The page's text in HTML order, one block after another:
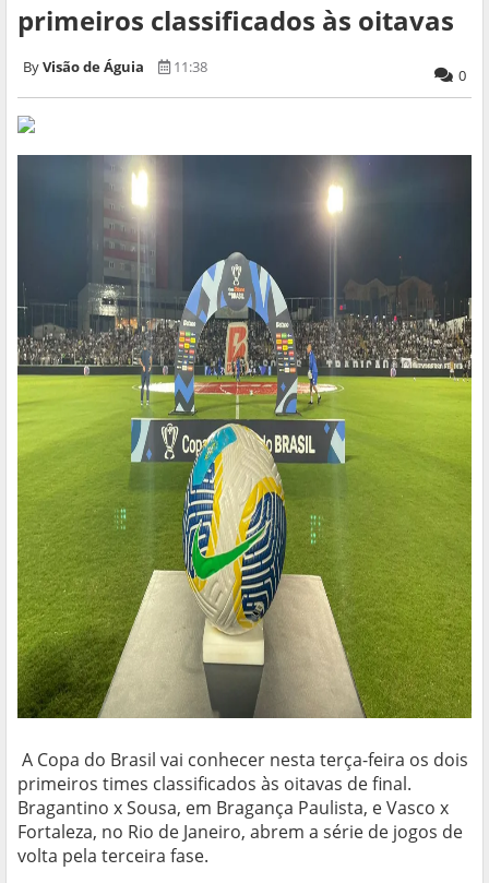
primeiros classificados às oitavas
Visão de Águia 11:38 0
A Copa do Brasil vai conhecer nesta terça-feira os dois
primeiros times classificados às oitavas de final.
Bragantino x Sousa, em Bragança Paulista, e Vasco x
Fortaleza, no Rio de Janeiro, abrem a série de jogos de
volta pela terceira fase.